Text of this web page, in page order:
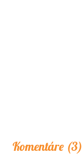
Komentáre (3)